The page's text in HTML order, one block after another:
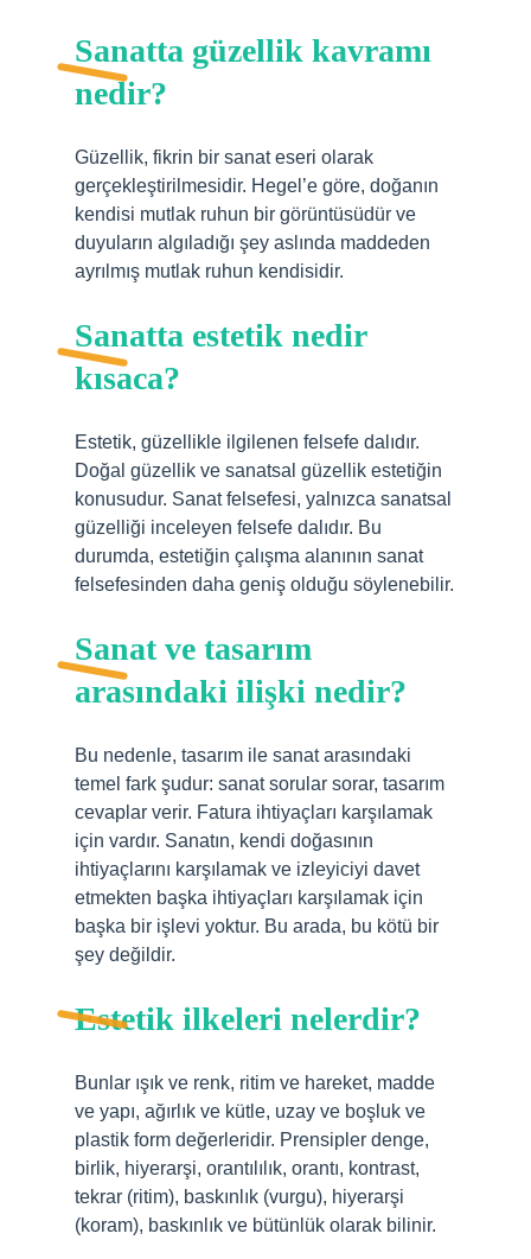
Sanatta güzellik kavramı
nedir?
Güzellik, fikrin bir sanat eseri olarak
gerçekleştirilmesidir. Hegel’e göre, doğanın
kendisi mutlak ruhun bir görüntüsüdür ve
duyuların algıladığı şey aslında maddeden
ayrılmış mutlak ruhun kendisidir.
Sanatta estetik nedir
kısaca?
Estetik, güzellikle ilgilenen felsefe dalıdır.
Doğal güzellik ve sanatsal güzellik estetiğin
konusudur. Sanat felsefesi, yalnızca sanatsal
güzelliği inceleyen felsefe dalıdır. Bu
durumda, estetiğin çalışma alanının sanat
felsefesinden daha geniş olduğu söylenebilir.
Sanat ve tasarım
arasındaki ilişki nedir?
Bu nedenle, tasarım ile sanat arasındaki
temel fark şudur: sanat sorular sorar, tasarım
cevaplar verir. Fatura ihtiyaçları karşılamak
için vardır. Sanatın, kendi doğasının
ihtiyaçlarını karşılamak ve izleyiciyi davet
etmekten başka ihtiyaçları karşılamak için
başka bir işlevi yoktur. Bu arada, bu kötü bir
şey değildir.
Estetik ilkeleri nelerdir?
Bunlar ışık ve renk, ritim ve hareket, madde
ve yapı, ağırlık ve kütle, uzay ve boşluk ve
plastik form değerleridir. Prensipler denge,
birlik, hiyerarşi, orantılılık, orantı, kontrast,
tekrar (ritim), baskınlık (vurgu), hiyerarşi
(koram), baskınlık ve bütünlük olarak bilinir.